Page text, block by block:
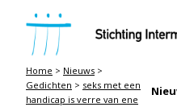
STICHTING
Home > Nieuws >
Gedichten > seks met een
handicap is verre van ene